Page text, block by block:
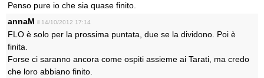
Penso pure io che sia quase finito.
annaM il 14/10/2012 17:14
FLO è solo per la prossima puntata, due se la dividono. Poi è
finita.
Forse ci saranno ancora come ospiti assieme ai Tarati, ma credo
che loro abbiano finito.